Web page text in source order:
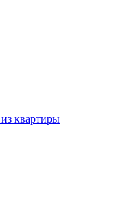
квартиры